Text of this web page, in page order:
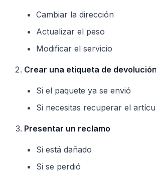
Cambiar la dirección
Actualizar el peso
Modificar el servicio
Crear una etiqueta de devolución
Si el paquete ya se envió
Si necesitas recuperar el
Presentar un reclamo
Si está dañado
Si se perdió